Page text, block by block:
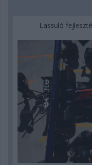
Lassuló